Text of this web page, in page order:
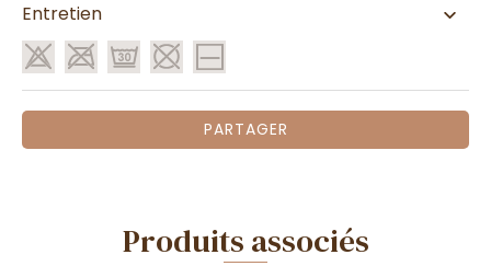
Entretien
PARTAGER
Produits associés